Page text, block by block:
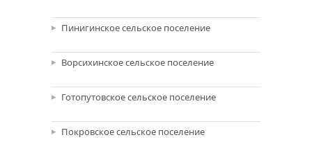
Пинигинское сельское поселение
Ворсихинское сельское поселение
Готопутовское сельское поселение
Покровское сельское поселение